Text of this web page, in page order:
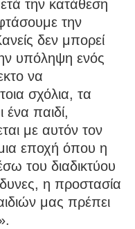
την κατάθεση
την
δεν μπορεί
υπόληψη ενός
να
σχόλια, τα
ένα παιδί,
με αυτόν τον
εποχή όπου η
του διαδικτύου
η προστασία
μας πρέπει